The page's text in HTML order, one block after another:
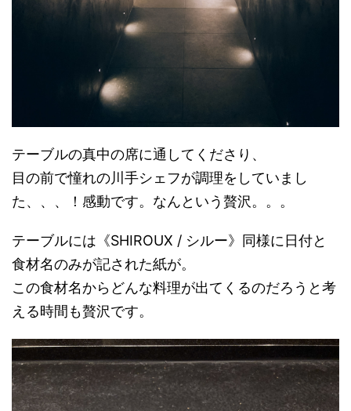
テーブルの真中の席に通してくださり、
目の前で憧れの川手シェフが調理をしていまし
た、、、！感動です。なんという贅沢。。。
テーブルには《SHIROUX / シルー》同様に日付と
食材名のみが記された紙が。
この食材名からどんな料理が出てくるのだろうと考
える時間も贅沢です。